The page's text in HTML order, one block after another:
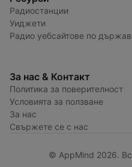
Радиостанции
Уиджети
Радио уебсайтове по
За нас & Контакт
Политика за поверителност
Условията за ползване
За нас
Свържете се с нас
© AppMind 2026.